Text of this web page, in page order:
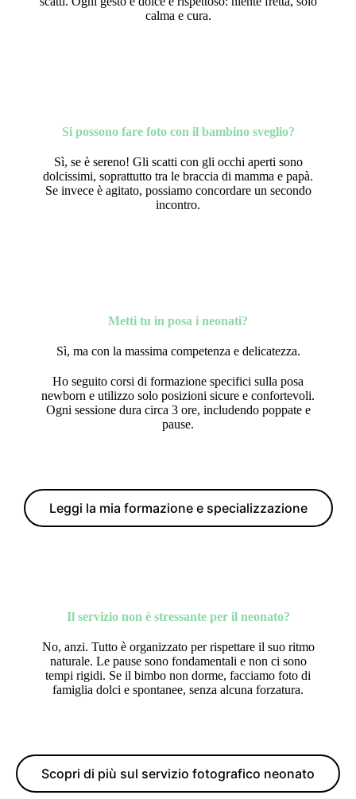
calma e cura.
Si possono fare foto con il bambino sveglio?
Sì, se è sereno! Gli scatti con gli occhi aperti sono
dolcissimi, soprattutto tra le braccia di mamma e papà.
Se invece è agitato, possiamo concordare un secondo
incontro.
Metti tu in posa i neonati?
Sì, ma con la massima competenza e delicatezza.
Ho seguito corsi di formazione specifici sulla posa
newborn e utilizzo solo posizioni sicure e confortevoli.
Ogni sessione dura circa 3 ore, includendo poppate e
pause.
Leggi la mia formazione e specializzazione
Il servizio non è stressante per il neonato?
No, anzi. Tutto è organizzato per rispettare il suo ritmo
naturale. Le pause sono fondamentali e non ci sono
tempi rigidi. Se il bimbo non dorme, facciamo foto di
famiglia dolci e spontanee, senza alcuna forzatura.
Scopri di più sul servizio fotografico neonato